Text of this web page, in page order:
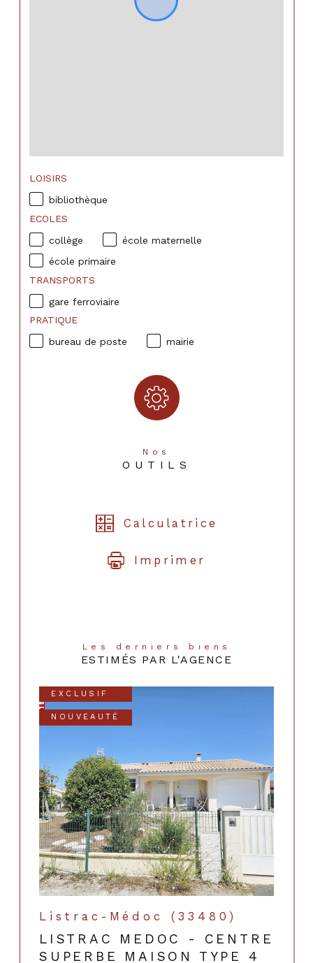
Nos
OUTILS
Calculatrice
Imprimer
LOISIRS
bibliothèque
ECOLES
collège
école maternelle
école primaire
TRANSPORTS
gare ferroviaire
PRATIQUE
bureau de poste
mairie
Les derniers biens
ESTIMÉS PAR L'AGENCE
EXCLUSIF
NOUVEAUTÉ
Listrac-Médoc (33480)
LISTRAC MEDOC - CENTRE
SUPERBE MAISON TYPE 4